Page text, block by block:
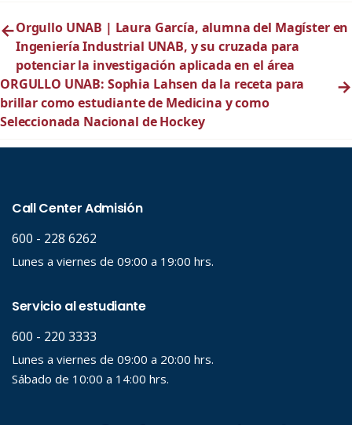
←Orgullo UNAB | Laura García, alumna del Magíster en
Ingeniería Industrial UNAB, y su cruzada para
potenciar la investigación aplicada en el área
ORGULLO UNAB: Sophia Lahsen da la receta para
brillar como estudiante de Medicina y como
Seleccionada Nacional de Hockey
→